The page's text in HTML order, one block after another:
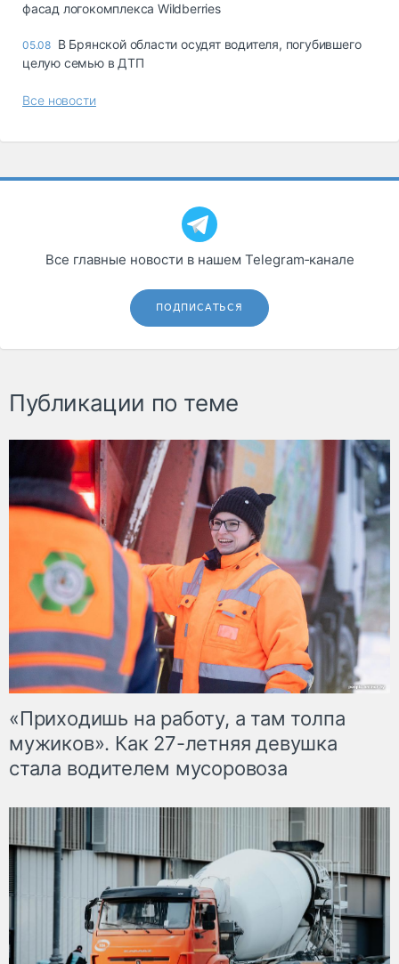
фасад логокомплекса Wildberries
05.08 В Брянской области осудят водителя, погубившего
целую семью в ДТП
Все новости
Все главные новости в нашем Telegram‑канале
ПОДПИСАТЬСЯ
Публикации по теме
«Приходишь на работу, а там толпа
мужиков». Как 27-летняя девушка
стала водителем мусоровоза